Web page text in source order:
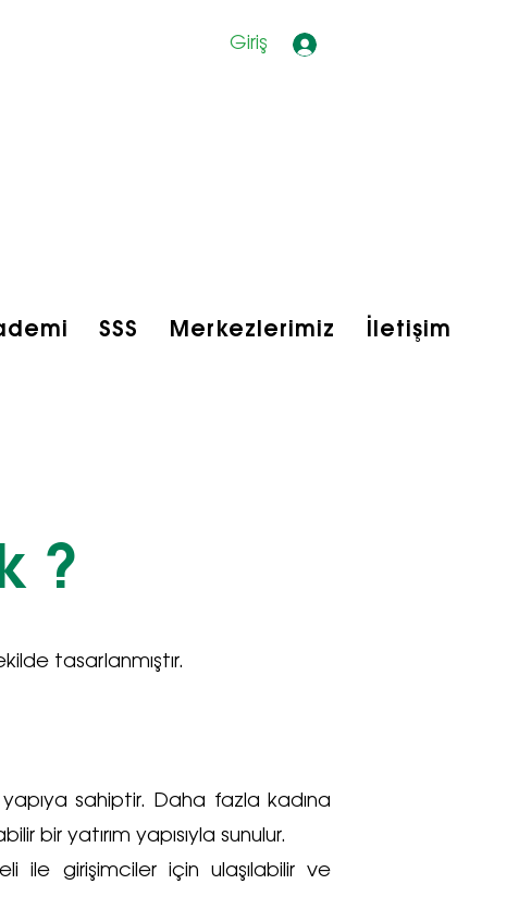
Giriş
bfit Shop
SSS Merkezlerimiz İletişim
?
tasarlanmıştır.
sahiptir. Daha fazla kadına
bir yatırım yapısıyla sunulur.
ile girişimciler için ulaşılabilir ve